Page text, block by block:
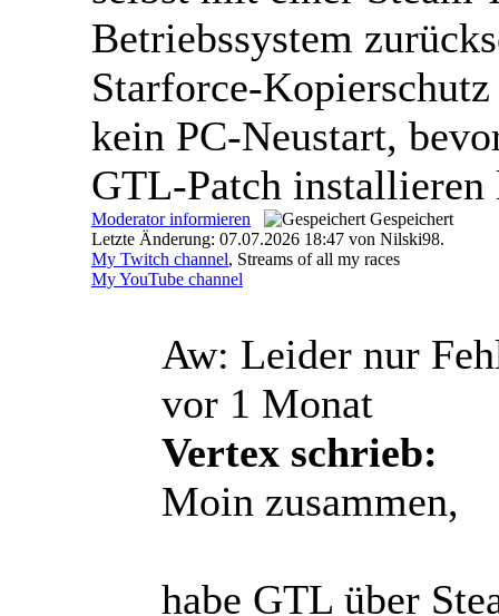
Betriebssystem
Starforce-
kein PC-Neustart,
GTL-Patch
Moderator informieren
Gespeichert
Letzte Änderung: 07.07.2026 18:47 von Nilski98.
My Twitch channel, Streams of all my races
My YouTube channel
Aw: Leider nur
vor 1 Monat
Vertex schrieb:
Moin zusammen,
habe GTL über